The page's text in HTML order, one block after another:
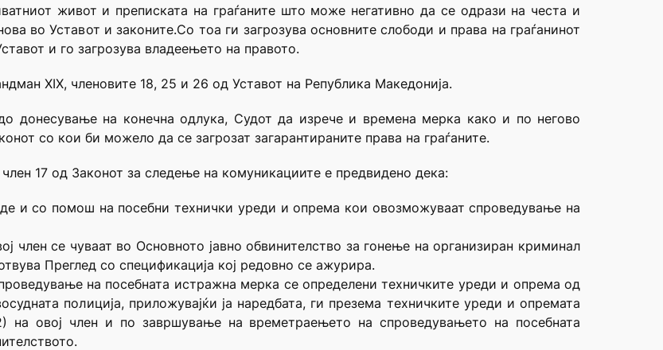
живот и преписката на граѓаните што може негативно да се одрази на честа и
во Уставот и законите.Со тоа ги загрозува основните слободи и права на граѓанинот
и го загрозува владеењето на правото.
XIX, членовите 18, 25 и 26 од Уставот на Република Македонија.
донесување на конечна одлука, Судот да изрече и времена мерка како и по негово
со кои би можело да се загрозат загарантираните права на граѓаните.
17 од Законот за следење на комуникациите е предвидено дека:
и со помош на посебни технички уреди и опрема кои овозможуваат спроведување на
член се чуваат во Основното јавно обвинителство за гонење на организиран криминал
Преглед со спецификација кој редовно се ажурира.
на посебната истражна мерка се определени техничките уреди и опрема од
полиција, приложувајќи ја наредбата, ги презема техничките уреди и опремата
на овој член и по завршување на времетраењето на спроведувањето на посебната